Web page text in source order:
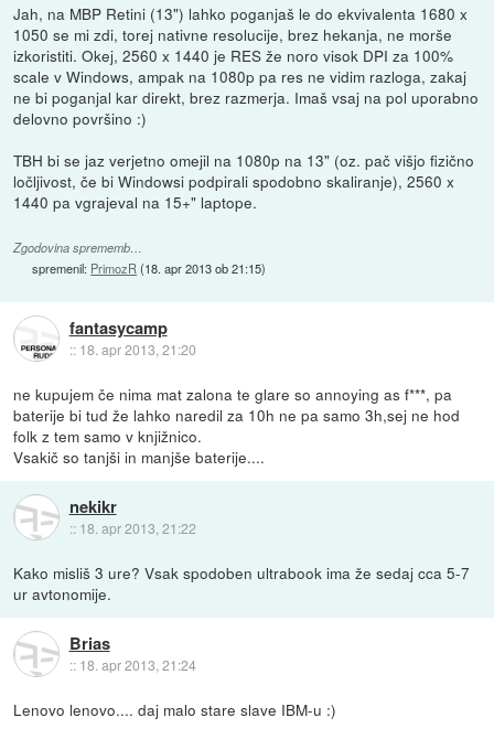
Jah, na MBP Retini (13") lahko poganjaš le do ekvivalenta 1680 x
1050 se mi zdi, torej nativne resolucije, brez hekanja, ne morše
izkoristiti. Okej, 2560 x 1440 je RES že noro visok DPI za 100%
scale v Windows, ampak na 1080p pa res ne vidim razloga, zakaj
ne bi poganjal kar direkt, brez razmerja. Imaš vsaj na pol uporabno
delovno površino :)
TBH bi se jaz verjetno omejil na 1080p na 13" (oz. pač višjo fizično
ločljivost, če bi Windowsi podpirali spodobno skaliranje), 2560 x
1440 pa vgrajeval na 15+" laptope.
Zgodovina sprememb…
spremenil: PrimozR (18. apr 2013 ob 21:15)
fantasycamp
:: 18. apr 2013, 21:20
ne kupujem če nima mat zalona te glare so annoying as f***, pa
baterije bi tud že lahko naredil za 10h ne pa samo 3h,sej ne hod
folk z tem samo v knjižnico.
Vsakič so tanjši in manjše baterije....
nekikr
:: 18. apr 2013, 21:22
Kako misliš 3 ure? Vsak spodoben ultrabook ima že sedaj cca 5-7
ur avtonomije.
Brias
:: 18. apr 2013, 21:24
Lenovo lenovo.... daj malo stare slave IBM-u :)